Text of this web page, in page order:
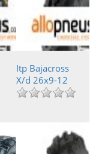
Itp Bajacross
X/d 26x9-12